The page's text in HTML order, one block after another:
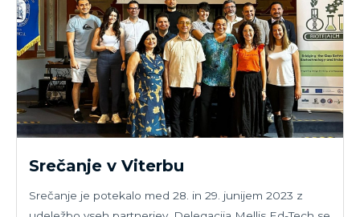
Srečanje v Viterbu
Srečanje je potekalo med 28. in 29. junijem 2023 z